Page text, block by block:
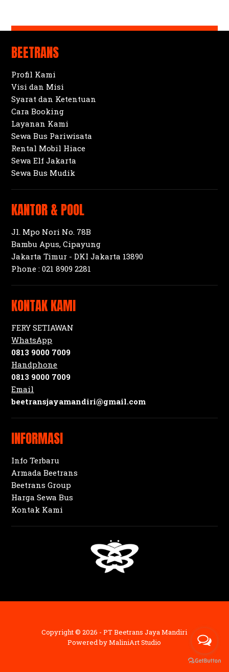
BEETRANS
Profil Kami
Visi dan Misi
Syarat dan Ketentuan
Cara Booking
Layanan Kami
Sewa Bus Pariwisata
Rental Mobil Hiace
Sewa Elf Jakarta
Sewa Bus Mudik
KANTOR & POOL
Jl. Mpo Nori No. 78B
Bambu Apus, Cipayung
Jakarta Timur - DKI Jakarta 13890
Phone :021 8909 2281
KONTAK KAMI
FERY SETIAWAN
WhatsApp
0813 9000 7009
Handphone
0813 9000 7009
Email
beetransjayamandiri@gmail.com
INFORMASI
Info Terbaru
Armada Beetrans
Beetrans Group
Harga Sewa Bus
Kontak Kami
Copyright © 2026 - PT Beetrans Jaya Mandiri
Powered byMaliniArt Studio